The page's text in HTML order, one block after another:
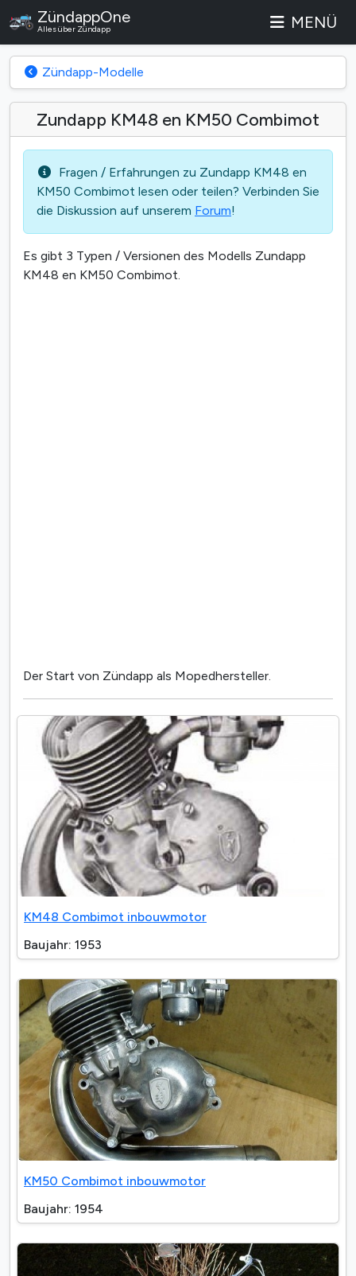
ZündappOne
Alles über Zündapp MENÜ
Zündapp-Modelle
Zundapp KM48 en KM50 Combimot
Fragen / Erfahrungen zu Zundapp KM48 en
KM50 Combimot lesen oder teilen? Verbinden Sie
die Diskussion auf unserem Forum!
Es gibt 3 Typen / Versionen des Modells Zundapp
KM48 en KM50 Combimot.
Der Start von Zündapp als Mopedhersteller.
KM48 Combimot inbouwmotor
Baujahr: 1953
KM50 Combimot inbouwmotor
Baujahr: 1954